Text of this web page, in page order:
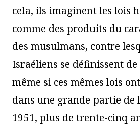
cela, ils imaginent les lois
comme des produits du
des musulmans, contre
Israéliens se définissent
même si ces mêmes lois
dans une grande partie de
1951, plus de trente-cinq